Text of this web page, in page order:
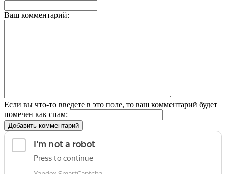
Ваш комментарий:
Если вы что-то введете в это поле, то ваш комментарий будет
помечен как спам:
Добавить комментарий